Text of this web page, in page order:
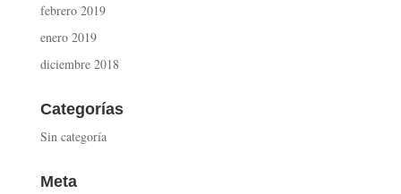
febrero 2019
enero 2019
diciembre 2018
Categorías
Sin categoría
Meta